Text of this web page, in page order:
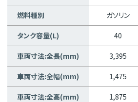
燃料種別 ガソリン
タンク容量(L) 40
車両寸法:全長(mm) 3,395
車両寸法:全幅(mm) 1,475
車両寸法:全高(mm) 1,875